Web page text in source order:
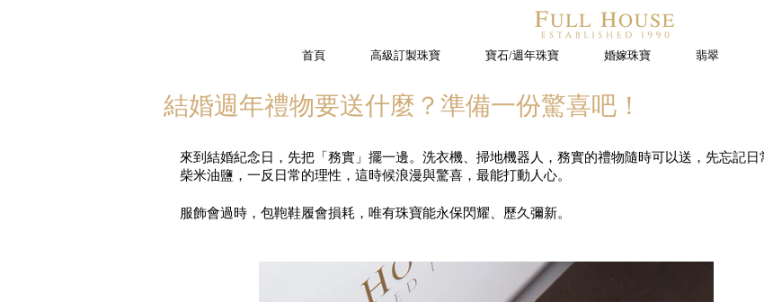
首頁 高級訂製珠寶 寶石/週年珠寶 婚嫁珠寶 翡翠
結婚週年禮物要送什麼？準備一份驚喜吧！
來到結婚紀念日，先把「務實」擺一邊。洗衣機、掃地機器人，務實的禮物隨時可以送，先忘記日
柴米油鹽，一反日常的理性，這時候浪漫與驚喜，最能打動人心。
服飾會過時，包鞄鞋履會損耗，唯有珠寶能永保閃耀、歷久彌新。